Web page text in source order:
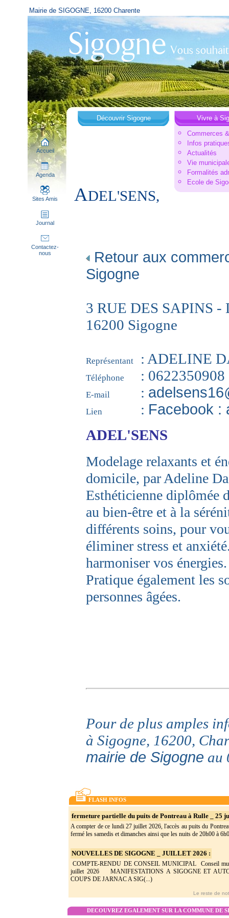
Mairie de SIGOGNE, 16200 Charente
Accueil
Agenda
Sites Amis
Journal
Contactez-
nous
Découvrir Sigogne
Vivre à
Commerces
Infos
Actualités
Vie
Formalités
Ecole de
ADEL'SENS,
Retour aux
Sigogne
3 RUE DES SAPINS -
16200 Sigogne
Représentant : ADELINE
Téléphone : 0622350908
E-mail :
Lien : Facebook :
ADEL'SENS
Modelage relaxants et
domicile, par Adeline
Esthéticienne diplômée
au bien-être et à la
différents soins, pour
éliminer stress et
harmoniser vos énergies.
Pratique également les
personnes âgées.
Pour de plus amples
à Sigogne, 16200,
mairie de Sigogne au
FLASH INFOS
fermeture partielle du puits de Pontreau à Rulle _ 25
A compter de ce lundi 27 juillet 2026, l'accès au puits du
fermé les samedis et dimanches ainsi que les nuits de 20h00 à
NOUVELLES DE SIGOGNE _ JUILLET 2026 :
COMPTE-RENDU DE CONSEIL MUNICIPAL Conseil
juillet 2026 MANIFESTATIONS A SIGOGNE ET
COUPS DE JARNAC A SIG(...)
Le reste de
DECOUVREZ EGALEMENT SUR LA COMMUNE DE